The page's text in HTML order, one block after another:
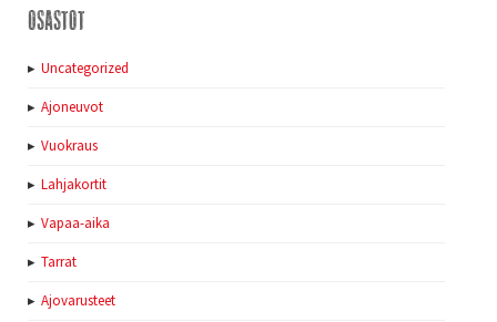
Osastot
Uncategorized
Ajoneuvot
Vuokraus
Lahjakortit
Vapaa-aika
Tarrat
Ajovarusteet